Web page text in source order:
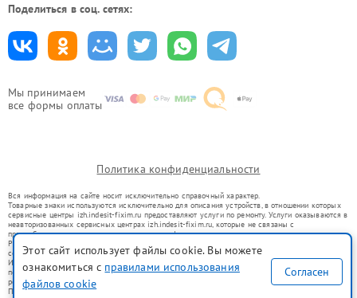
Мы принимаем
все формы оплаты
Поделиться в соц. сетях:
Политика конфиденциальности
Вся информация на сайте носит исключительно справочный характер.
Товарные знаки используются исключительно для описания устройств, в отношении которых
сервисные центры izh.indesit-fixim.ru предоставляют услуги по ремонту. Услуги оказываются в
неавторизованных сервисных центрах izh.indesit-fixim.ru, которые не связаны с
правообладателями товарных знаков или их официальными представителями.
Ремонт осуществляется для устройств, уже введенных в гражданский оборот в соответствии
со статьей 1487 ГК РФ.
Использование товарных знаков не преследует цели индивидуализации услуг или введения
потребителей в заблуждение, а служит для информирования о предоставляемых услугах по
ремонту техники указанных брендов.
Представленная на сайте информация не является публичной офертой, определяемой
Этот сайт использует файлы cookie. Вы можете
ознакомиться с правилами использования
файлов cookie
Согласен